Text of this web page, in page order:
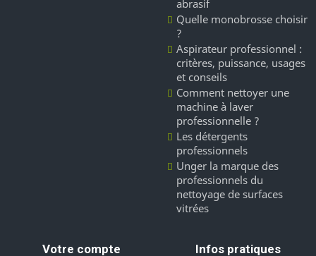
abrasif
Quelle monobrosse choisir
?
Aspirateur professionnel :
critères, puissance, usages
et conseils
Comment nettoyer une
machine à laver
professionnelle ?
Les détergents
professionnels
Unger la marque des
professionnels du
nettoyage de surfaces
vitrées
Votre compte Infos pratiques